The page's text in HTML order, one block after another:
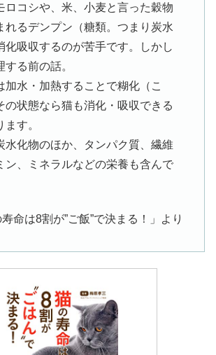
ロコシや、米、小麦と言った穀物
れるデンプン（糖類。つまり炭水
化吸収するのが苦手です。しかし
する前の話。
加水・加熱することで糊化（こ
の状態なら猫も消化・吸収できる
す。
水化物のほか、タンパク質、繊維
ン、ミネラルなどの栄養も含んで
寿命は8割が”ご飯”で決まる！」より